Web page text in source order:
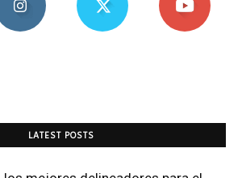
LATEST POSTS